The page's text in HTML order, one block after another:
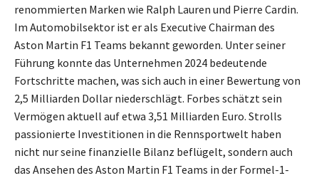
renommierten Marken wie Ralph Lauren und Pierre Cardin.
Im Automobilsektor ist er als Executive Chairman des
Aston Martin F1 Teams bekannt geworden. Unter seiner
Führung konnte das Unternehmen 2024 bedeutende
Fortschritte machen, was sich auch in einer Bewertung von
2,5 Milliarden Dollar niederschlägt. Forbes schätzt sein
Vermögen aktuell auf etwa 3,51 Milliarden Euro. Strolls
passionierte Investitionen in die Rennsportwelt haben
nicht nur seine finanzielle Bilanz beflügelt, sondern auch
das Ansehen des Aston Martin F1 Teams in der Formel-1-